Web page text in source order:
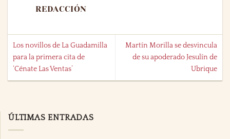
REDACCIÓN
Los novillos de La Guadamilla
para la primera cita de
‘Cénate Las Ventas’
Martín Morilla se desvincula
de su apoderado Jesulín de
Ubrique
ÚLTIMAS ENTRADAS